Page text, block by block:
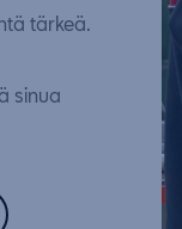
tärkeä.
sinua